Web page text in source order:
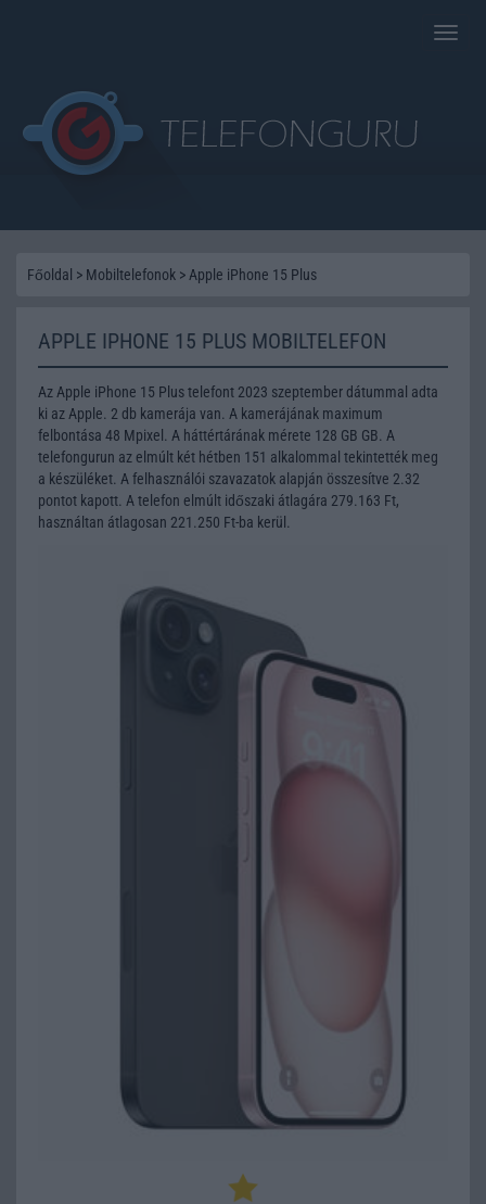
Toggle
Főoldal > Mobiltelefonok > Apple iPhone 15 Plus
APPLE IPHONE 15 PLUS MOBILTELEFON
Az Apple iPhone 15 Plus telefont 2023 szeptember dátummal adta
ki az Apple. 2 db kamerája van. A kamerájának maximum
felbontása 48 Mpixel. A háttértárának mérete 128 GB GB. A
telefongurun az elmúlt két hétben 151 alkalommal tekintették meg
a készüléket. A felhasználói szavazatok alapján összesítve 2.32
pontot kapott. A telefon elmúlt időszaki átlagára 279.163 Ft,
használtan átlagosan 221.250 Ft-ba kerül.